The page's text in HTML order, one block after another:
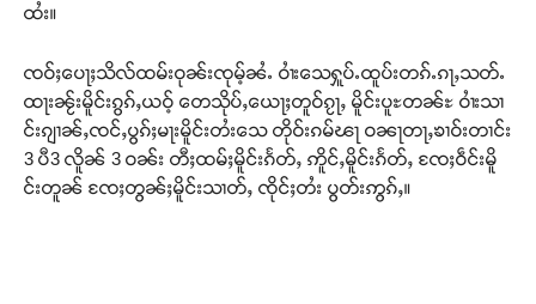
ထႆး။
ၸဝ်ႈပေႃႈသိလ်ထမ်းဝုၼ်းၸုမ့်ၼႆႉ ဝၢႆးသေႁူပ်ႉထူပ်းတၵ်ႉၵႃႇသတ်ႉ
ထႃးၼႂ်းမိူင်းၵွၵ်ႇယဝ့် တေသိုပ်ႇယေႃႈတူဝ်ၵႂႃႇ မိူင်းပူႊတၼ်ႊ ဝၢႆးသၢ
င်းၵျၢၼ်ႇၸင်ႇပွၵ်ႈမႃးမိူင်းတႆးသေ တိုဝ်းၵမ်ၽႃ ဝၼႃတႃႇၶၢဝ်းတၢင်း
3 ပီ3 လိူၼ် 3 ဝၼ်း တီႈထမ်ႈမိူင်းၵႅတ်ႇ ဢိူင်ႇမိူင်းၵႅတ်ႇ ၸႄႈဝဵင်းမိူ
င်းတူၼ် ၸႄႈတွၼ်ႈမိူင်းသၢတ်ႇ ၸိုင်ႈတႆး ပွတ်းဢွၵ်ႇ။